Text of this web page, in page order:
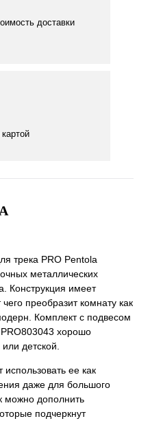
доставки
трека PRO Pentola
металлических
Конструкция имеет
преобразит комнату как
Комплект с подвесом
хорошо
детской.
ее как
даже для большого
можно дополнить
подчеркнут